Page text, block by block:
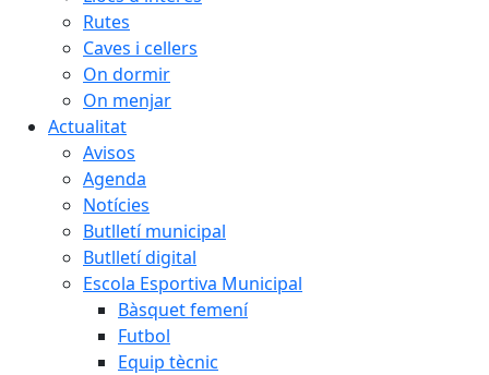
Rutes
Caves i cellers
On dormir
On menjar
Actualitat
Avisos
Agenda
Notícies
Butlletí municipal
Butlletí digital
Escola Esportiva Municipal
Bàsquet femení
Futbol
Equip tècnic